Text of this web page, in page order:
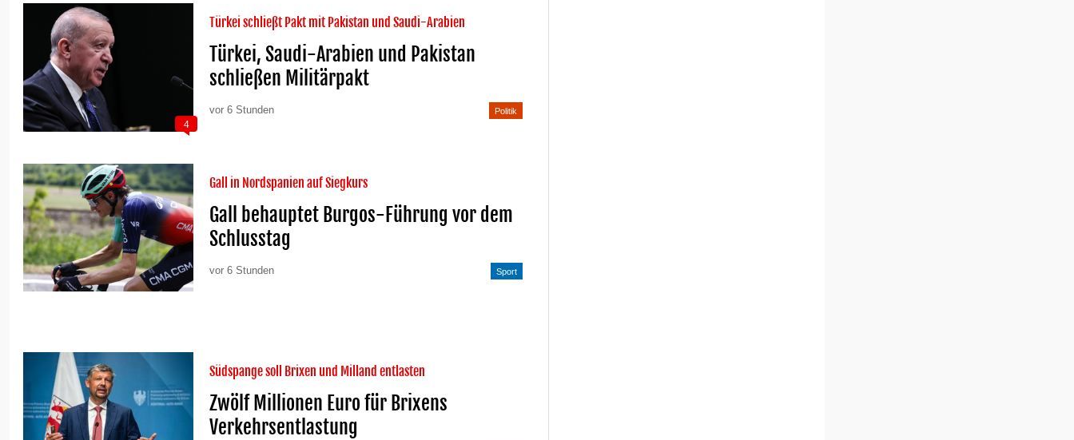
Türkei schließt Pakt mit Pakistan und Saudi-Arabien
Türkei, Saudi-Arabien und Pakistan
schließen Militärpakt
vor 6 Stunden Politik
4
Gall in Nordspanien auf Siegkurs
Gall behauptet Burgos-Führung vor dem
Schlusstag
vor 6 Stunden Sport
Südspange soll Brixen und Milland entlasten
Zwölf Millionen Euro für Brixens
Verkehrsentlastung